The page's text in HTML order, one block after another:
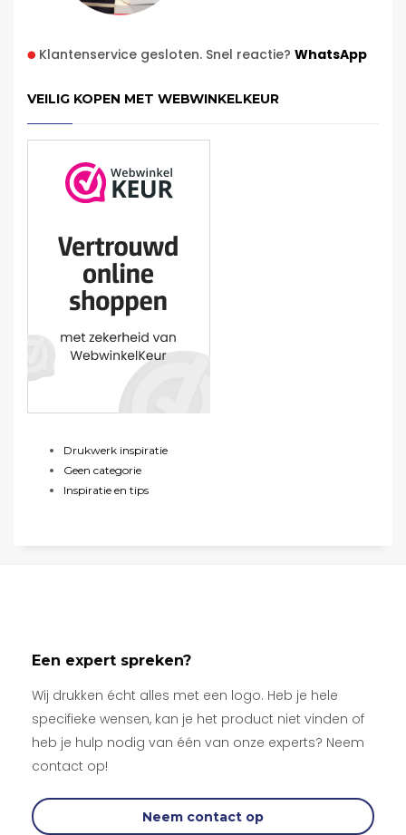
Klantenservice gesloten. Snel reactie? WhatsApp
VEILIG KOPEN MET WEBWINKELKEUR
Drukwerk inspiratie
Geen categorie
Inspiratie en tips
Een expert spreken?
Wij drukken écht alles met een logo. Heb je hele
specifieke wensen, kan je het product niet vinden of
heb je hulp nodig van één van onze experts? Neem
contact op!
Neem contact op